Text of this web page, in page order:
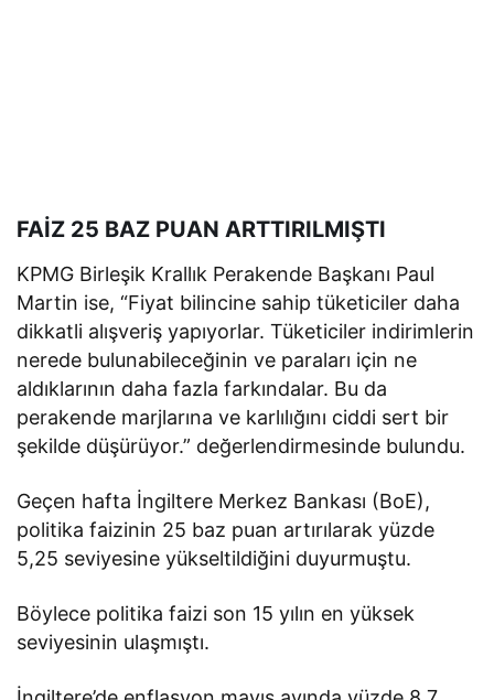
FAİZ 25 BAZ PUAN ARTTIRILMIŞTI
KPMG Birleşik Krallık Perakende Başkanı Paul
Martin ise, “Fiyat bilincine sahip tüketiciler daha
dikkatli alışveriş yapıyorlar. Tüketiciler indirimlerin
nerede bulunabileceğinin ve paraları için ne
aldıklarının daha fazla farkındalar. Bu da
perakende marjlarına ve karlılığını ciddi sert bir
şekilde düşürüyor.” değerlendirmesinde bulundu.
Geçen hafta İngiltere Merkez Bankası (BoE),
politika faizinin 25 baz puan artırılarak yüzde
5,25 seviyesine yükseltildiğini duyurmuştu.
Böylece politika faizi son 15 yılın en yüksek
seviyesinin ulaşmıştı.